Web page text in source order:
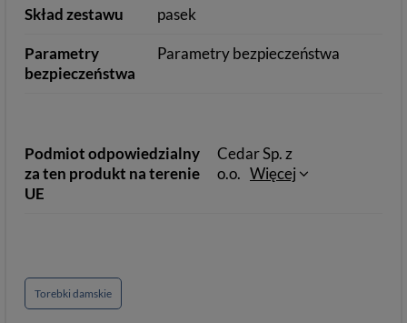
Skład zestawu pasek
Parametry
bezpieczeństwa
Parametry bezpieczeństwa
Podmiot odpowiedzialny
za ten produkt na terenie
UE
Cedar Sp. z
o.o. Więcej
Torebki damskie